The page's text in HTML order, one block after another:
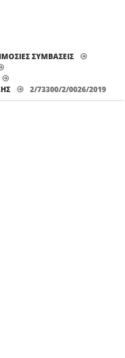
ΣΥΜΒΑΣΕΙΣ
2/73300/2/0026/2019